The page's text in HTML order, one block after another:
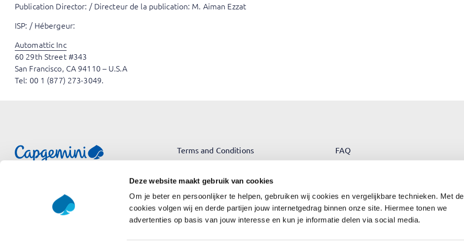
Deze website maakt gebruik van cookies
Om je beter en persoonlijker te helpen, gebruiken wij cookies en vergelijkbare technieken. Met de
cookies volgen wij en derde partijen jouw internetgedrag binnen onze site. Hiermee tonen we
advertenties op basis van jouw interesse en kun je informatie delen via social media.
Publication Director: / Directeur de la publication: M. Aiman Ezzat
ISP: / Hébergeur:
Automattic Inc
60 29th Street #343
San Francisco, CA 94110 – U.S.A
Tel: 00 1 (877) 273-3049.
Terms and Conditions
Privacy Policy
FAQ